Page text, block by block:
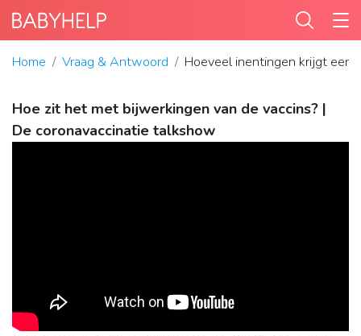
Home Vraag & Antwoord Hoeveel inentingen krijgt een
Hoe zit het met bijwerkingen van de vaccins? |
De coronavaccinatie talkshow